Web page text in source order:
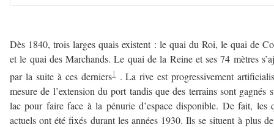
Dès 1840, trois larges quais existent : le quai du Roi, le quai de
et le quai des Marchands. Le quai de la Reine et ses 74 mètres
par la suite à ces derniers1. La rive est progressivement
mesure de l’extension du port tandis que des terrains sont gagnés
lac pour faire face à la pénurie d’espace disponible. De fait, les
actuels ont été fixés durant les années 1930. Ils se situent à plus